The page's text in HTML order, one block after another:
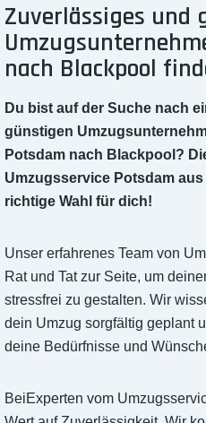
Zuverlässiges und
nach Blackpool
Du bist auf der Suche nach
günstigen
Potsdam nach Blackpool?
Umzugsservice Potsdam
richtige Wahl für dich!
Unser erfahrenes Team von
Rat und Tat zur Seite, um
stressfrei zu gestalten. Wir
dein Umzug sorgfältig geplant
deine Bedürfnisse und
BeiExperten vom